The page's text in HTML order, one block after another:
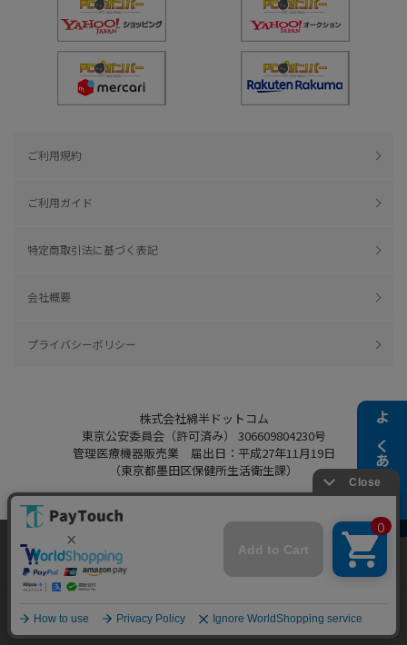
よくある質問
ご利用規約
ご利用ガイド
特定商取引法に基づく表記
会社概要
プライバシーポリシー
株式会社綿半ドットコム
東京公安委員会（許可済み） 306609804230号
管理医療機器販売業 届出日：平成27年11月19日
（東京都墨田区保健所生活衛生課）
Copyright 2022
Powered by Watahan Partners Co., Ltd.
当ウェブサイトでは、お客様により良いサービス
をご提供するため、クッキーを利用しています。
サイト利用を継続することにより、クッキーの使
細はこちら」をご覧ください。
同意する